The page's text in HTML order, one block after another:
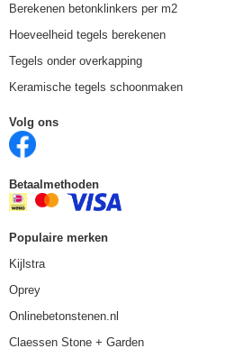
Berekenen betonklinkers per m2
Hoeveelheid tegels berekenen
Tegels onder overkapping
Keramische tegels schoonmaken
Volg ons
Betaalmethoden
Populaire merken
Kijlstra
Oprey
Onlinebetonstenen.nl
Claessen Stone + Garden